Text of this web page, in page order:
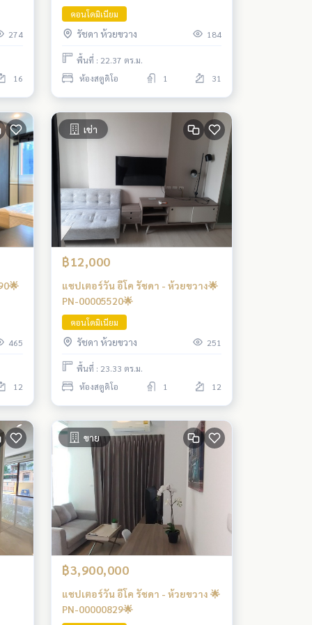
274
16
คอนโดมิเนียม
รัชดา ห้วยขวาง 184
พื้นที่ : 22.37 ตร.ม.
ห้องสตูดิโอ
1 31
465
12
เช่า
฿12,000
แชปเตอร์วัน อีโค รัชดา - ห้วยขวาง🌟
PN-00005520🌟
คอนโดมิเนียม
รัชดา ห้วยขวาง 251
พื้นที่ : 23.33 ตร.ม.
ห้องสตูดิโอ
1 12
ขาย
฿3,900,000
แชปเตอร์วัน อีโค รัชดา - ห้วยขวาง 🌟
PN-00000829🌟